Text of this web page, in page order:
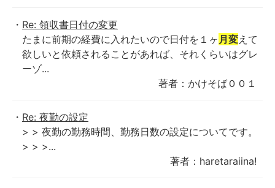
Re: 領収書日付の変更
たまに前期の経費に入れたいので日付を１ヶ 月変えて
欲しいと依頼されることがあれば、それくらいはグレ
ーゾ...
著者：かけそば００１
Re: 夜勤の設定
> > 夜勤の勤務時間、勤務日数の設定についてです。
> > >...
著者：haretaraiina!